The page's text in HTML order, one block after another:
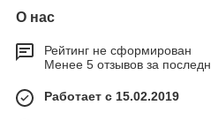
О нас
Рейтинг не сформирован
Менее 5 отзывов за
Работает с 15.02.2019